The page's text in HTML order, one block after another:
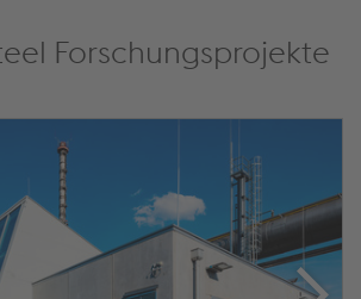
Forschungsprojekte